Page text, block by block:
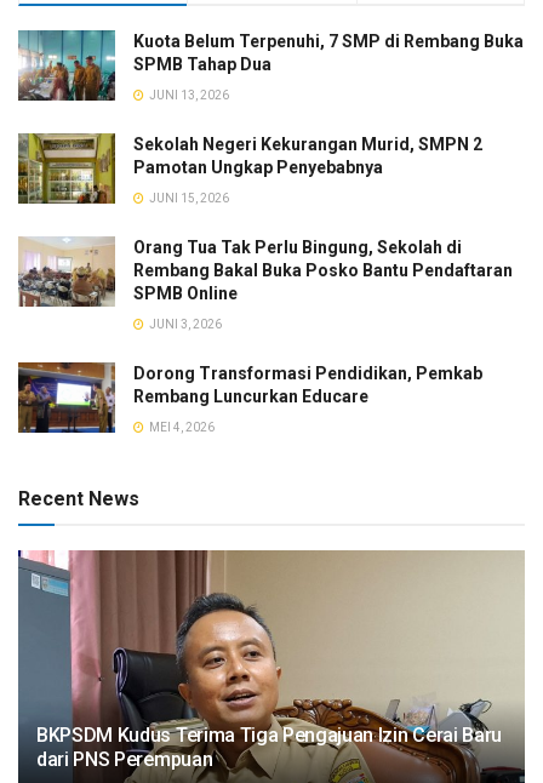
Kuota Belum Terpenuhi, 7 SMP di Rembang Buka
SPMB Tahap Dua
JUNI 13, 2026
Sekolah Negeri Kekurangan Murid, SMPN 2
Pamotan Ungkap Penyebabnya
JUNI 15, 2026
Orang Tua Tak Perlu Bingung, Sekolah di
Rembang Bakal Buka Posko Bantu Pendaftaran
SPMB Online
JUNI 3, 2026
Dorong Transformasi Pendidikan, Pemkab
Rembang Luncurkan Educare
MEI 4, 2026
Recent News
BKPSDM Kudus Terima Tiga Pengajuan Izin Cerai Baru
dari PNS Perempuan